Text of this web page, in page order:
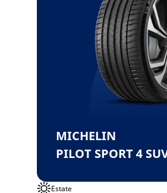
MICHELIN
PILOT SPORT 4
Estate